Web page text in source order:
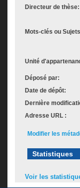
Directeur de thèse:
Mots-clés ou
Unité
Déposé par:
Date de dépôt:
Dernière
Adresse URL :
Modifier les
Statistiques
Voir les